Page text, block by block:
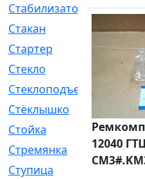
Стабилизатор
[596]
Стакан
[7]
Стартер
[176]
Стекло
[11]
Стеклоподъемник
[12]
Стёклышко
[20]
Стойка
[969]
Стремянка
[46]
Ступица
12040